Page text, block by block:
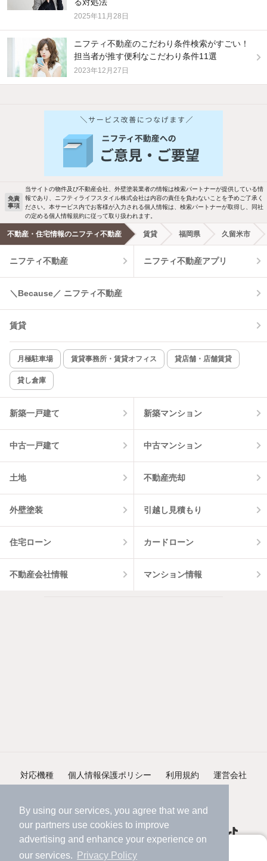
By using our services, you agree that we and
our partners use cookies to improve
advertising and enhance your experience on
our services.
Privacy Policy
アプリに切り替えて、サクサクお部屋探し
2025年11月28日
ニフティ不動産のこだわり条件検索がすごい！
担当者が推す便利なこだわり条件11選
2023年12月27日
他の人はこんな条件で絞り込んでいます！
バス・トイレ別 2階以上
駐車場あり ペット相談
洗濯機置場あり 独立洗面台
エアコンあり 都市ガス
温水洗浄便座 オートロック
コンロ2口以上
新着のみ インターネット無料
該当件数:
8
新着物件メール通知
検索中の条件の新着物件情報をいち早く
新着メール通知を受け取る
免責
事項
当サイトの物件及び不動産会社、外壁塗装業者の情報は検索パートナーが提供している情
報であり、ニフティライフスタイル株式会社は内容の責任を負わないことを予めご了承く
ださい。本サービス内でお客様が入力される個人情報は、検索パートナーが取得し、同社
の定める個人情報規約に従って取り扱われます。
不動産・住宅情報のニフティ不動産 賃貸 福岡県 久留米市
ニフティ不動産 ニフティ不動産アプリ
＼Because／ ニフティ不動産
賃貸
月極駐車場 賃貸事務所・賃貸オフィス 貸店舗・店舗賃貸
貸し倉庫
新築一戸建て 新築マンション
中古一戸建て 中古マンション
土地 不動産売却
外壁塗装 引越し見積もり
住宅ローン カードローン
不動産会社情報 マンション情報
対応機種 個人情報保護ポリシー 利用規約 運営会社